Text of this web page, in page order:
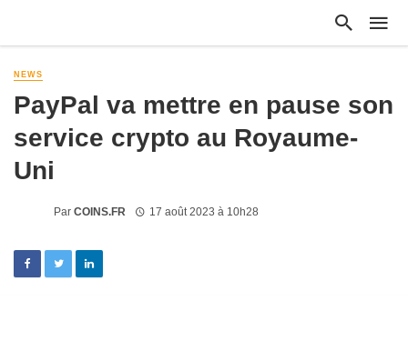
NEWS
PayPal va mettre en pause son
service crypto au Royaume-
Uni
Par COINS.FR 17 août 2023 à 10h28